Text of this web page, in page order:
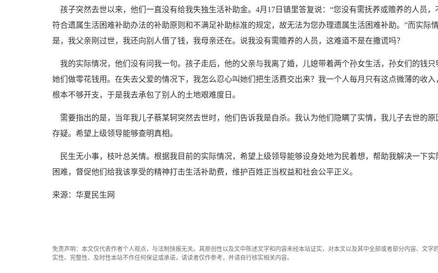
孩子突然去世以来，他们一直没有给我失独生活补助金。4月17日镇里答复说：“您没有需抚养或赡养的人员，
符合遗属生活困难补助办法的补助原则和不满足补助标准的规定，故无法为您办理遗属生活困难补助。”而实际
是，我父亲刚过世，我还向别人借了钱，我母亲还在。说我没有需赡养的人员，这难道不是在撒谎吗？
我的实际情况，他们没有问我一句。孩子走后，他的父亲与我离了婚，儿媳带着两个孙女生活，孙女们的钱只
她们做零花钱用。在失去父爱的情况下，我怎么忍心叫她们把生活费交出来？我一个人每月只有这点微薄的收入
根本不够开支，于是我去承包了别人的土地艰难度日。
需要指出的是，当年我儿子蔡某轲突然去世时，他们告诉我是自杀。我认为他们隐瞒了实情，我儿子去世的原
存疑。希望上级领导能够查明真相。
民生无小事，枝叶总关情。根据我目前的实际情况，希望上级领导能够设身处地为民着想，帮助我解决一下实
困难，督促他们给我该享受的精神打击生活补助费，维护百姓正当权益和社会公平正义。
来源：华夏民生网
免责声明：本文仅代表作者个人观点，与法制快报无关。其原创性以及文中陈述文字和内容未经本站证实，对本文以及其中全部或者部分内容、文字
实性、完整性、及时性本站不作任何保证或承诺，请读者仅作参考，并请自行核实相关内容。